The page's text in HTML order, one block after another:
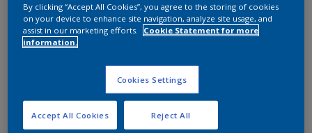
By clicking “Accept All Cookies”, you agree to the storing of cookies
on your device to enhance site navigation, analyze site usage, and
assist in our marketing efforts.
Cookie Statement for more
information.
Cookies Settings
Reject All
Accept All Cookies